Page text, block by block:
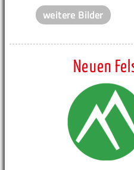
weitere Bilder
Neuen